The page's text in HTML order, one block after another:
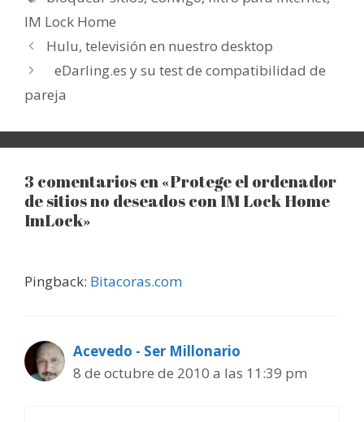
IM Lock Home
Hulu, televisión en nuestro desktop
eDarling.es y su test de compatibilidad de
pareja
3 comentarios en «Protege el ordenador
de sitios no deseados con IM Lock Home
ImLock»
Pingback: Bitacoras.com
Acevedo - Ser Millonario
8 de octubre de 2010 a las 11:39 pm